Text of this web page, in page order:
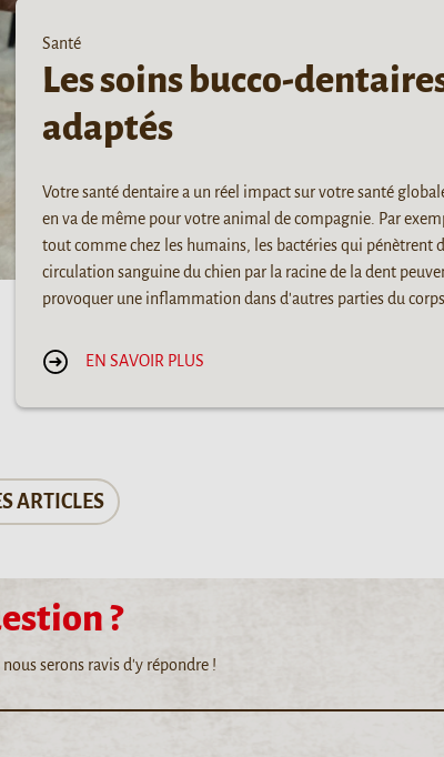
Santé
Les soins bucco-
adaptés
Votre santé dentaire a un réel impact sur votre santé
en va de même pour votre animal de compagnie. Par
tout comme chez les humains, les bactéries qui pénètrent
circulation sanguine du chien par la racine de la dent
provoquer une inflammation dans d'autres parties du corps.
EN SAVOIR PLUS
ARTICLES
?
serons ravis d'y répondre !